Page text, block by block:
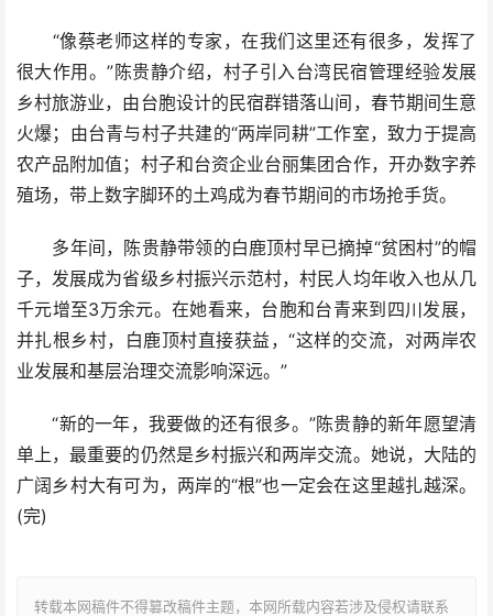
“像蔡老师这样的专家，在我们这里还有很多，发挥了
很大作用。”陈贵静介绍，村子引入台湾民宿管理经验发展
乡村旅游业，由台胞设计的民宿群错落山间，春节期间生意
火爆；由台青与村子共建的“两岸同耕”工作室，致力于提高
农产品附加值；村子和台资企业台丽集团合作，开办数字养
殖场，带上数字脚环的土鸡成为春节期间的市场抢手货。
多年间，陈贵静带领的白鹿顶村早已摘掉“贫困村”的帽
子，发展成为省级乡村振兴示范村，村民人均年收入也从几
千元增至3万余元。在她看来，台胞和台青来到四川发展，
并扎根乡村，白鹿顶村直接获益，“这样的交流，对两岸农
业发展和基层治理交流影响深远。”
“新的一年，我要做的还有很多。”陈贵静的新年愿望清
单上，最重要的仍然是乡村振兴和两岸交流。她说，大陆的
广阔乡村大有可为，两岸的“根”也一定会在这里越扎越深。
(完)
转载本网稿件不得篡改稿件主题，本网所载内容若涉及侵权请联系